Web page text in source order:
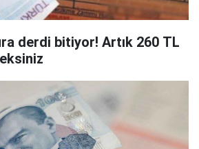
derdi bitiyor! Artık 260 TL